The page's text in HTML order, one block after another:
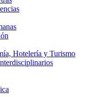
Hotelería y Turismo